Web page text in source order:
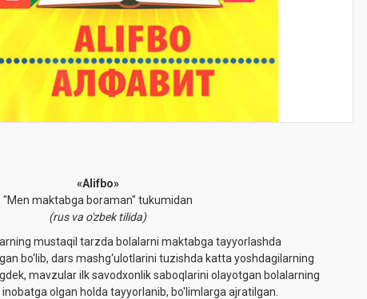
«Alifbo»
"Men maktabga boraman" tukumidan
(rus va o'zbek tilida)
mustaqil tarzda bolalarni maktabga tayyorlashda
bo‘lib, dars mashg‘ulotlarini tuzishda katta yoshdagilarning
mavzular ilk savodxonlik saboqlarini olayotgan bolalarning
olgan holda tayyorlanib, bo'limlarga ajratilgan.